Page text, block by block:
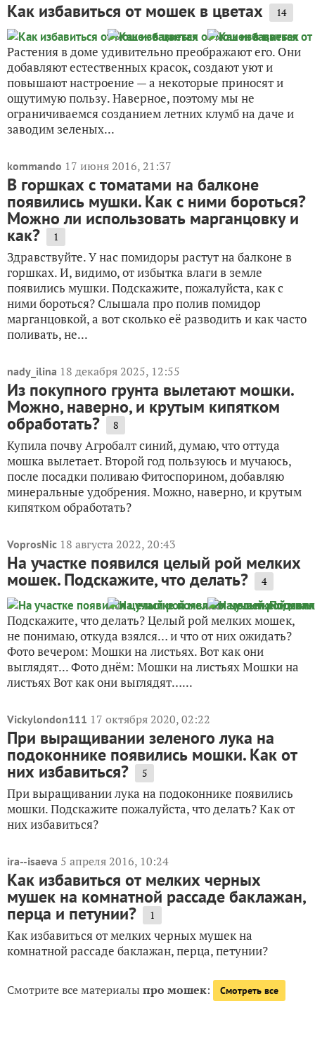
Как избавиться от мошек в цветах 14
Растения в доме удивительно преображают его. Они
добавляют естественных красок, создают уют и
повышают настроение — а некоторые приносят и
ощутимую пользу. Наверное, поэтому мы не
ограничиваемся созданием летних клумб на даче и
заводим зеленых...
kommando 17 июня 2016, 21:37
В горшках с томатами на балконе
появились мушки. Как с ними бороться?
Можно ли использовать марганцовку и
как? 1
Здравствуйте. У нас помидоры растут на балконе в
горшках. И, видимо, от избытка влаги в земле
появились мушки. Подскажите, пожалуйста, как с
ними бороться? Слышала про полив помидор
марганцовкой, а вот сколько её разводить и как часто
поливать, не...
nady_ilina 18 декабря 2025, 12:55
Из покупного грунта вылетают мошки.
Можно, наверно, и крутым кипятком
обработать? 8
Купила почву Агробалт синий, думаю, что оттуда
мошка вылетает. Второй год пользуюсь и мучаюсь,
после посадки поливаю Фитоспорином, добавляю
минеральные удобрения. Можно, наверно, и крутым
кипятком обработать?
VoprosNic 18 августа 2022, 20:43
На участке появился целый рой мелких
мошек. Подскажите, что делать? 4
Подскажите, что делать? Целый рой мелких мошек,
не понимаю, откуда взялся… и что от них ожидать?
Фото вечером: Мошки на листьях. Вот как они
выглядят... Фото днём: Мошки на листьях Мошки на
листьях Вот как они выглядят…...
Vickylondon111 17 октября 2020, 02:22
При выращивании зеленого лука на
подоконнике появились мошки. Как от
них избавиться? 5
При выращивании лука на подоконнике появились
мошки. Подскажите пожалуйста, что делать? Как от
них избавиться?
ira--isaeva 5 апреля 2016, 10:24
Как избавиться от мелких черных
мушек на комнатной рассаде баклажан,
перца и петунии? 1
Как избавиться от мелких черных мушек на
комнатной рассаде баклажан, перца, петунии?
Смотрите все материалыпро мошек: Смотреть все